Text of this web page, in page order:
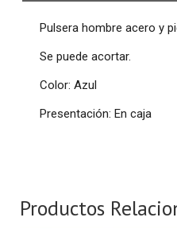
Pulsera hombre acero y
Se puede acortar.
Color: Azul
Presentación: En caja
Productos